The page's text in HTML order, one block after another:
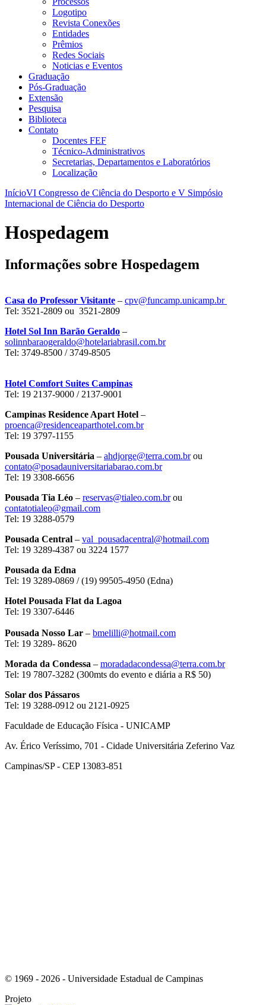
Logotipo
Revista Conexões
Entidades
Prêmios
Redes Sociais
Noticias e Eventos
Graduação
Pós-Graduação
Extensão
Pesquisa
Biblioteca
Contato
Docentes FEF
Técnico-Administrativos
Secretarias, Departamentos e Laboratórios
Localização
InícioVI Congresso de Ciência do Desporto e V Simpósio
Internacional de Ciência do Desporto
Hospedagem
Informações sobre Hospedagem
Casa do Professor Visitante – cpv@funcamp.unicamp.br
Tel: 3521-2809 ou 3521-2809
Hotel Sol Inn Barão Geraldo –
solinnbaraogeraldo@hotelariabrasil.com.br
Tel: 3749-8500 / 3749-8505
Hotel Comfort Suites Campinas
Tel: 19 2137-9000 / 2137-9001
Campinas Residence Apart Hotel –
proenca@residenceaparthotel.com.br
Tel: 19 3797-1155
Pousada Universitária – ahdjorge@terra.com.brou
contato@posadauniversitariabarao.com.br
Tel: 19 3308-6656
Pousada Tia Léo – reservas@tialeo.com.brou
contatotialeo@gmail.com
Tel: 19 3288-0579
Pousada Central – val_pousadacentral@hotmail.com
Tel: 19 3289-4387 ou 3224 1577
Pousada da Edna
Tel: 19 3289-0869 / (19) 99505-4950 (Edna)
Hotel Pousada Flat da Lagoa
Tel: 19 3307-6446
Pousada Nosso Lar – bmelilli@hotmail.com
Tel: 19 3289- 8620
Morada da Condessa – moradadacondessa@terra.com.br
Tel: 19 7807-3282 (300mts do evento e diária a R$ 50)
Solar dos Pássaros
Tel: 19 3288-0912 ou 2121-0925
Faculdade de Educação Física - UNICAMP
Av. Érico Veríssimo, 701 - Cidade Universitária Zeferino Vaz
Campinas/SP - CEP 13083-851
© 1969 - 2026 - Universidade Estadual de Campinas
Projeto